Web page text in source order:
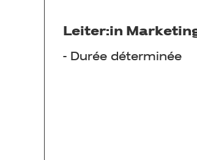
Leiter:in
- Durée déterminée